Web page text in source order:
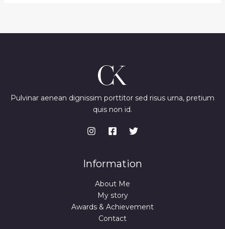
Pulvinar aenean dignissim porttitor sed risus urna, pretium
quis non id.
Information
About Me
My story
Awards & Achievement
Contact